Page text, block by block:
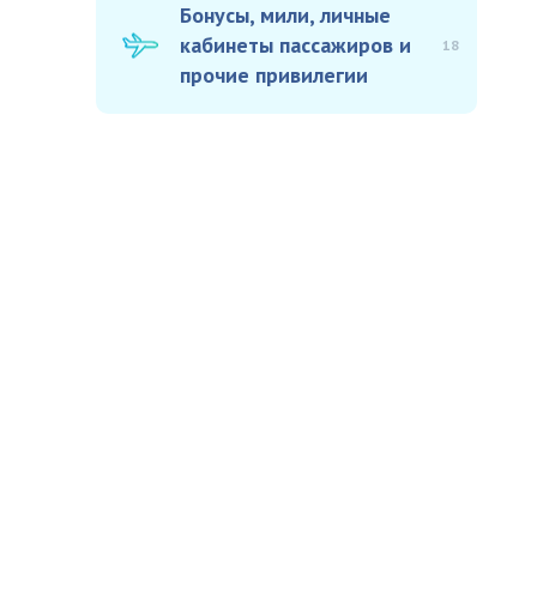
Бонусы, мили, личные
кабинеты пассажиров и
прочие привилегии
18